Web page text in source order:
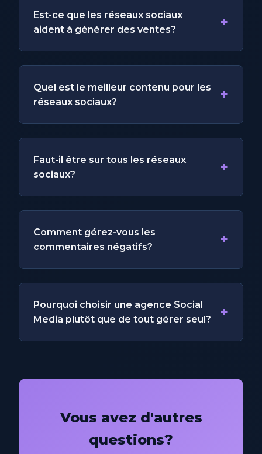
Est-ce que les réseaux sociaux
aident à générer des ventes?
+
Quel est le meilleur contenu pour les
réseaux sociaux?
+
Faut-il être sur tous les réseaux
sociaux?
+
Comment gérez-vous les
commentaires négatifs?
+
Pourquoi choisir une agence Social
Media plutôt que de tout gérer seul?
+
Vous avez d'autres
questions?